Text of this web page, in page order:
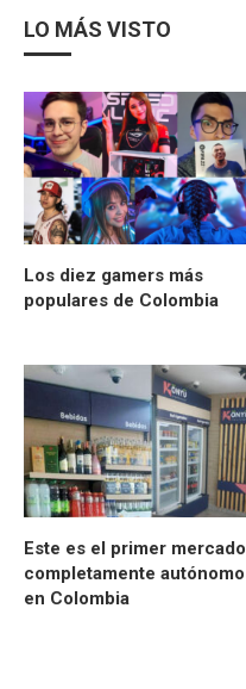
LO MÁS VISTO
Los diez gamers más
populares de Colombia
Este es el primer mercado
completamente autónomo
en Colombia